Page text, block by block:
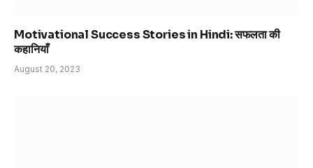
Motivational Success Stories in Hindi: सफलता की
कहानियाँ
August 20, 2023